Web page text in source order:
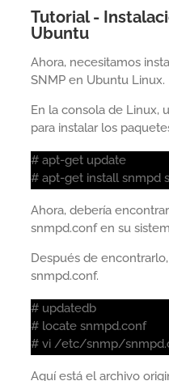
Tutorial -
Ubuntu
Ahora, necesitamos
SNMP en Ubuntu Linux.
En la consola de Linux,
para instalar los
# apt-get update
# apt-get install snmpd
Ahora, debería
snmpd.conf en su
Después de
snmpd.conf.
# updatedb
# locate snmpd.conf
# vi /etc/snmp/
Aquí está el archivo